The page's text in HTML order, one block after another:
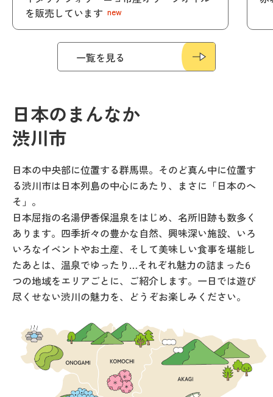
を販売しています new
一覧を見る
日本のまんなか
渋川市
日本の中央部に位置する群馬県。そのど真ん中に位置す
る渋川市は日本列島の中心にあたり、まさに「日本のへ
そ」。
日本屈指の名湯伊香保温泉をはじめ、名所旧跡も数多く
あります。四季折々の豊かな自然、興味深い施設、いろ
いろなイベントやお土産、そして美味しい食事を堪能し
たあとは、温泉でゆったり…それぞれ魅力の詰まった6
つの地域をエリアごとに、ご紹介します。一日では遊び
尽くせない渋川の魅力を、どうぞお楽しみください。